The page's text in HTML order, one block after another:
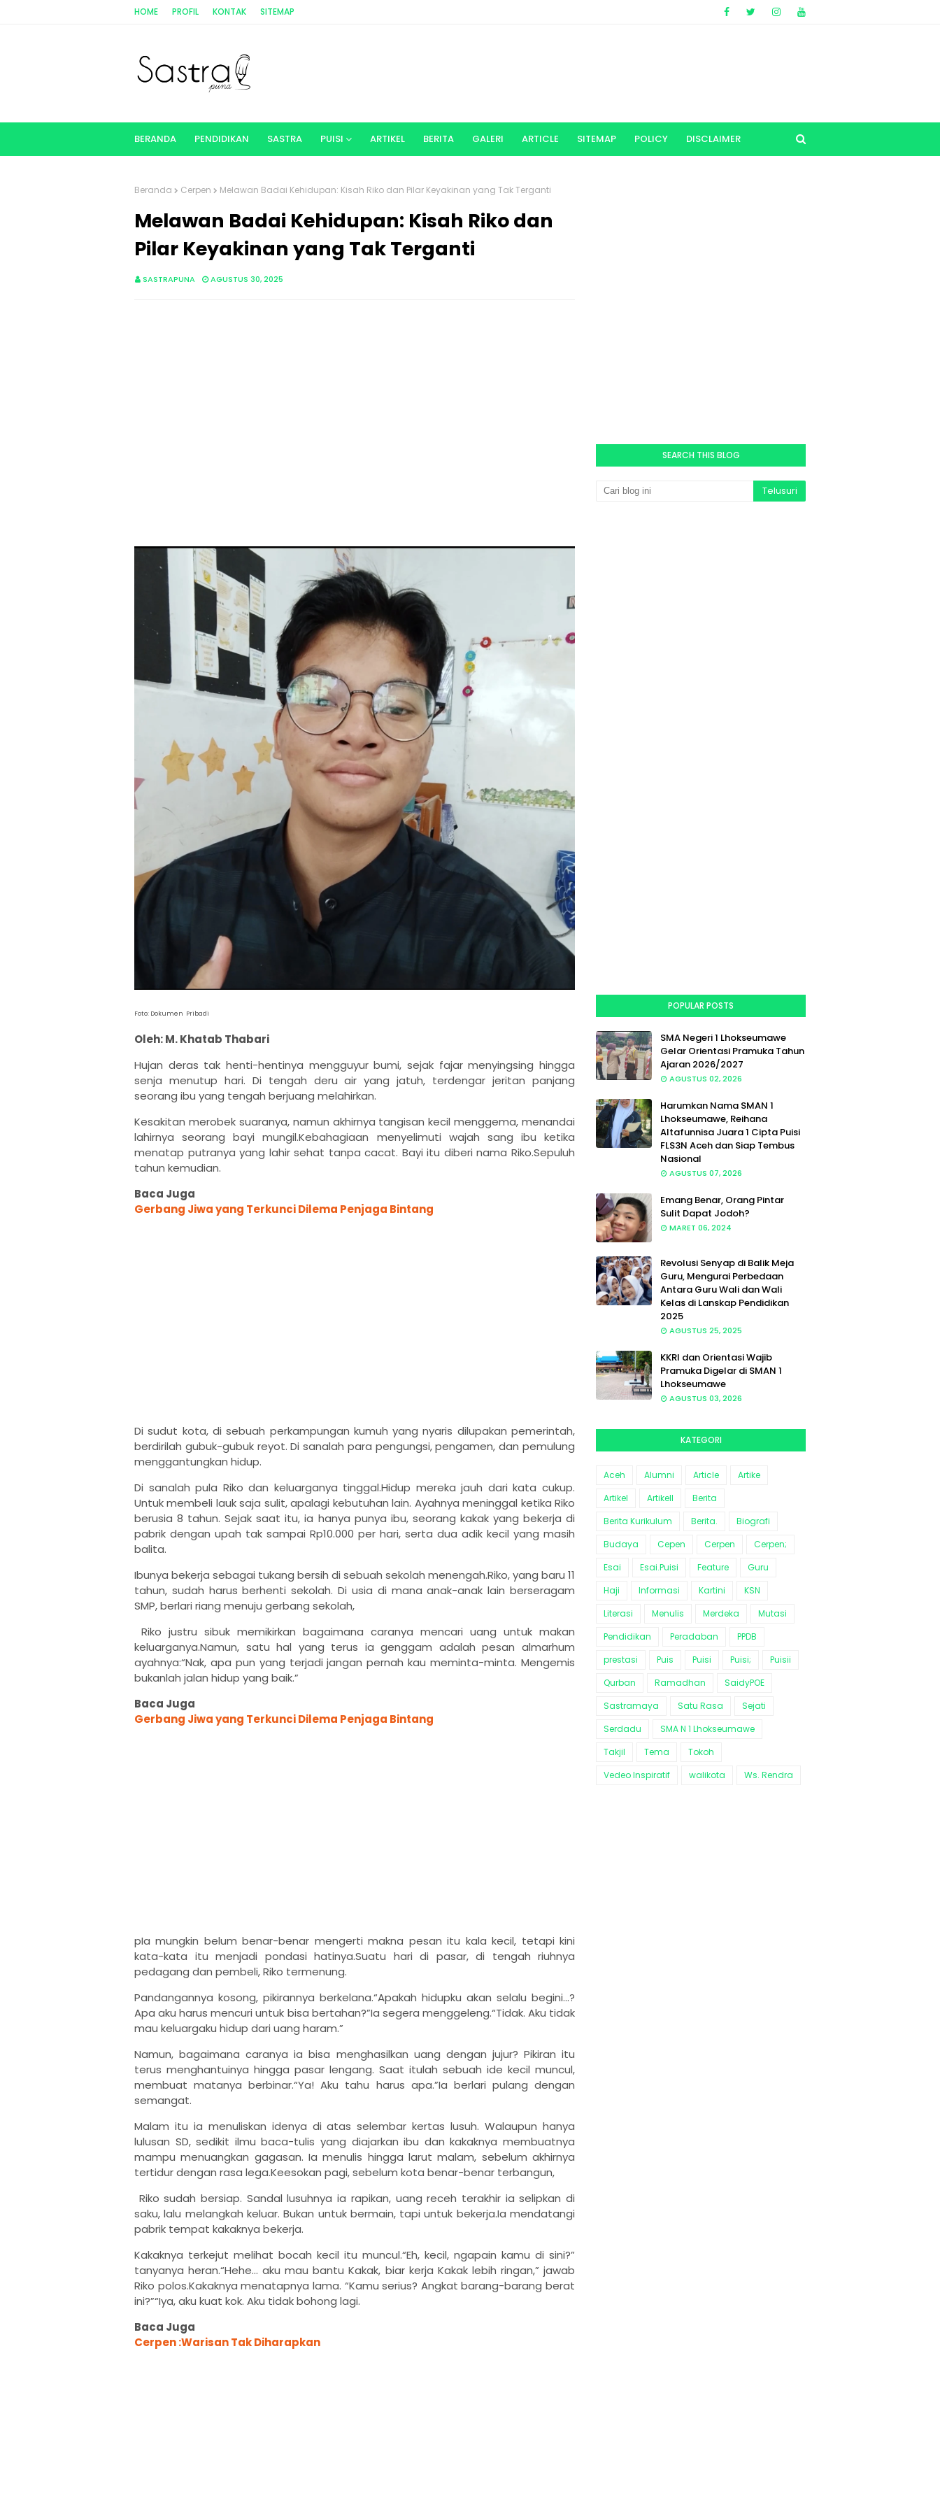
HOME PROFIL KONTAK SITEMAP
BERANDA PENDIDIKAN SASTRA PUISI ARTIKEL BERITA GALERI ARTICLE SITEMAP POLICY DISCLAIMER
Beranda Cerpen Melawan Badai Kehidupan: Kisah Riko dan Pilar Keyakinan yang Tak Terganti
Melawan Badai Kehidupan: Kisah Riko dan
Pilar Keyakinan yang Tak Terganti
SASTRAPUNA AGUSTUS 30, 2025
Foto: Dokumen Pribadi
Oleh: M. Khatab Thabari
Hujan deras tak henti-hentinya mengguyur bumi, sejak fajar menyingsing hingga
senja menutup hari. Di tengah deru air yang jatuh, terdengar jeritan panjang
seorang ibu yang tengah berjuang melahirkan.
Kesakitan merobek suaranya, namun akhirnya tangisan kecil menggema, menandai
lahirnya seorang bayi mungil.Kebahagiaan menyelimuti wajah sang ibu ketika
menatap putranya yang lahir sehat tanpa cacat. Bayi itu diberi nama Riko.Sepuluh
tahun kemudian.
Baca Juga
Gerbang Jiwa yang Terkunci Dilema Penjaga Bintang
Di sudut kota, di sebuah perkampungan kumuh yang nyaris dilupakan pemerintah,
berdirilah gubuk-gubuk reyot. Di sanalah para pengungsi, pengamen, dan pemulung
menggantungkan hidup.
Di sanalah pula Riko dan keluarganya tinggal.Hidup mereka jauh dari kata cukup.
Untuk membeli lauk saja sulit, apalagi kebutuhan lain. Ayahnya meninggal ketika Riko
berusia 8 tahun. Sejak saat itu, ia hanya punya ibu, seorang kakak yang bekerja di
pabrik dengan upah tak sampai Rp10.000 per hari, serta dua adik kecil yang masih
balita.
Ibunya bekerja sebagai tukang bersih di sebuah sekolah menengah.Riko, yang baru 11
tahun, sudah harus berhenti sekolah. Di usia di mana anak-anak lain berseragam
SMP, berlari riang menuju gerbang sekolah,
Riko justru sibuk memikirkan bagaimana caranya mencari uang untuk makan
keluarganya.Namun, satu hal yang terus ia genggam adalah pesan almarhum
ayahnya:“Nak, apa pun yang terjadi jangan pernah kau meminta-minta. Mengemis
bukanlah jalan hidup yang baik.”
Baca Juga
Gerbang Jiwa yang Terkunci Dilema Penjaga Bintang
pIa mungkin belum benar-benar mengerti makna pesan itu kala kecil, tetapi kini
kata-kata itu menjadi pondasi hatinya.Suatu hari di pasar, di tengah riuhnya
pedagang dan pembeli, Riko termenung.
Pandangannya kosong, pikirannya berkelana.“Apakah hidupku akan selalu begini...?
Apa aku harus mencuri untuk bisa bertahan?”Ia segera menggeleng.“Tidak. Aku tidak
mau keluargaku hidup dari uang haram.”
Namun, bagaimana caranya ia bisa menghasilkan uang dengan jujur? Pikiran itu
terus menghantuinya hingga pasar lengang. Saat itulah sebuah ide kecil muncul,
membuat matanya berbinar.“Ya! Aku tahu harus apa.”Ia berlari pulang dengan
semangat.
Malam itu ia menuliskan idenya di atas selembar kertas lusuh. Walaupun hanya
lulusan SD, sedikit ilmu baca-tulis yang diajarkan ibu dan kakaknya membuatnya
mampu menuangkan gagasan. Ia menulis hingga larut malam, sebelum akhirnya
tertidur dengan rasa lega.Keesokan pagi, sebelum kota benar-benar terbangun,
Riko sudah bersiap. Sandal lusuhnya ia rapikan, uang receh terakhir ia selipkan di
saku, lalu melangkah keluar. Bukan untuk bermain, tapi untuk bekerja.Ia mendatangi
pabrik tempat kakaknya bekerja.
Kakaknya terkejut melihat bocah kecil itu muncul.“Eh, kecil, ngapain kamu di sini?”
tanyanya heran.“Hehe... aku mau bantu Kakak, biar kerja Kakak lebih ringan,” jawab
Riko polos.Kakaknya menatapnya lama. “Kamu serius? Angkat barang-barang berat
ini?”“Iya, aku kuat kok. Aku tidak bohong lagi.
Baca Juga
Cerpen :Warisan Tak Diharapkan
SEARCH THIS BLOG
POPULAR POSTS
SMA Negeri 1 Lhokseumawe
Gelar Orientasi Pramuka Tahun
Ajaran 2026/2027
AGUSTUS 02, 2026
Harumkan Nama SMAN 1
Lhokseumawe, Reihana
Altafunnisa Juara 1 Cipta Puisi
FLS3N Aceh dan Siap Tembus
Nasional
AGUSTUS 07, 2026
Emang Benar, Orang Pintar
Sulit Dapat Jodoh?
MARET 06, 2024
Revolusi Senyap di Balik Meja
Guru, Mengurai Perbedaan
Antara Guru Wali dan Wali
Kelas di Lanskap Pendidikan
2025
AGUSTUS 25, 2025
KKRI dan Orientasi Wajib
Pramuka Digelar di SMAN 1
Lhokseumawe
AGUSTUS 03, 2026
KATEGORI
Aceh Alumni Article
Artike
Artikel
Artikell
Berita
Berita Kurikulum
Berita.
Biografi
Budaya
Cepen Cerpen
Cerpen;
Esai
Esai.Puisi Feature
Guru
Haji
Informasi Kartini
KSN
Literasi
Menulis Merdeka
Mutasi
Pendidikan
Peradaban
PPDB
prestasi
Puis Puisi Puisi;
Puisii
Qurban
Ramadhan
SaidyPOE
Sastramaya
Satu Rasa
Sejati
Serdadu
SMA N 1 Lhokseumawe
Takjil
Tema
Tokoh
Vedeo Inspiratif
walikota Ws. Rendra